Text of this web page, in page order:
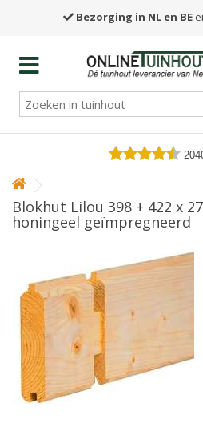
Bezorging in NL en BE
Blokhut Lilou 398 + 422 x
honingeel geïmpregneerd